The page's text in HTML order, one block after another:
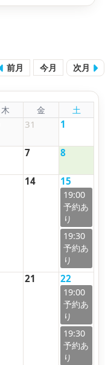
前月 今月 次月
木 金 土
31 1
7 8
14 15
19:00
19:30
21 22
19:00
19:30